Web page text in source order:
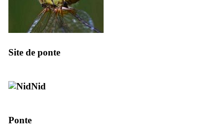
Site de ponte
Nid
Ponte